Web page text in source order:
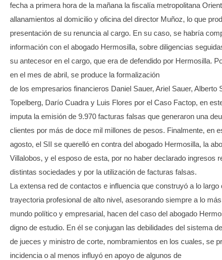
fecha a primera hora de la mañana la fiscalía metropolitana
allanamientos al domicilio y oficina del director Muñoz, lo que
presentación de su renuncia al cargo. En su caso, se habría
información con el abogado Hermosilla, sobre diligencias
su antecesor en el cargo, que era de defendido por Hermosilla.
en el mes de abril, se produce la formalización
de los empresarios financieros Daniel Sauer, Ariel Sauer, Alberto
Topelberg, Darío Cuadra y Luis Flores por el Caso Factop, en
imputa la emisión de 9.970 facturas falsas que generaron una
clientes por más de doce mil millones de pesos.​ Finalmente, en
agosto, el SII se querelló en contra del abogado Hermosilla, la
Villalobos, y el esposo de esta, por no haber declarado ingresos
distintas sociedades y por la utilización de facturas falsas.
La extensa red de contactos e influencia que construyó a lo largo
trayectoria profesional de alto nivel, asesorando siempre a lo
mundo político y empresarial, hacen del caso del abogado
digno de estudio. En él se conjugan las debilidades del sistema
de jueces y ministro de corte, nombramientos en los cuales, se
incidencia o al menos influyó en apoyo de algunos de